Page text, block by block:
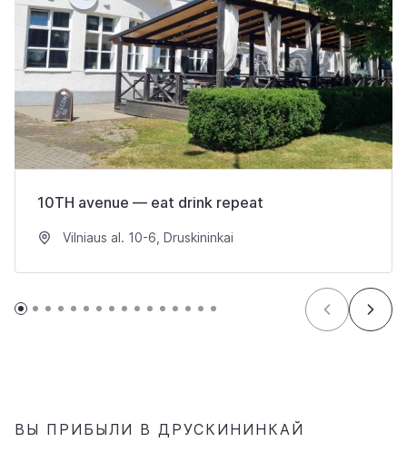
10TH avenue — eat drink repeat
Vilniaus al. 10-6, Druskininkai
ВЫ ПРИБЫЛИ В ДРУСКИНИНКАЙ